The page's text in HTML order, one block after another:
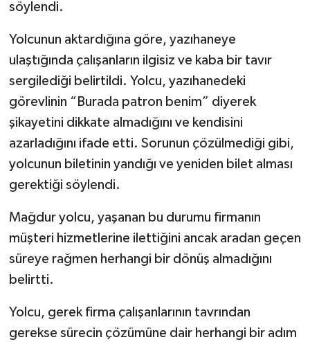
söylendi.
Yolcunun aktardığına göre, yazıhaneye
ulaştığında çalışanların ilgisiz ve kaba bir tavır
sergilediği belirtildi. Yolcu, yazıhanedeki
görevlinin “Burada patron benim” diyerek
şikayetini dikkate almadığını ve kendisini
azarladığını ifade etti. Sorunun çözülmediği gibi,
yolcunun biletinin yandığı ve yeniden bilet alması
gerektiği söylendi.
Mağdur yolcu, yaşanan bu durumu firmanın
müşteri hizmetlerine ilettiğini ancak aradan geçen
süreye rağmen herhangi bir dönüş almadığını
belirtti.
Yolcu, gerek firma çalışanlarının tavrından
gerekse sürecin çözümüne dair herhangi bir adım